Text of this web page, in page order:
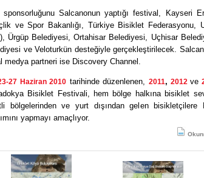
sponsorluğunu Salcanonun yaptığı festival, Kayseri
ve Spor Bakanlığı, Türkiye Bisiklet Federasyonu,
Ürgüp Belediyesi, Ortahisar Belediyesi, Uçhisar
ve Veloturkün desteğiyle gerçekleştirilecek.
medya partneri ise Discovery Channel.
27 Haziran 2010 tarihinde düzenlenen, 2011, 2012ve
Bisiklet Festivali, hem bölge halkına bisiklet
bölgelerinden ve yurt dışından gelen bisikletçilere
yapmayı amaçlıyor.